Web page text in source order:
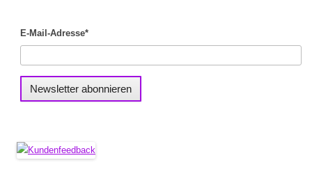
E-Mail-Adresse*